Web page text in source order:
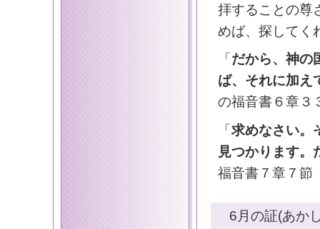
拝することの尊
めば、探してく
「 だから、神の
ば、それに加え
の福音書６章３
「求めなさい。
見つかります。
福音書７章７節
6月の証(あか